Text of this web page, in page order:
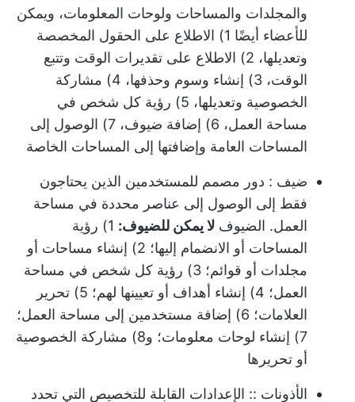
والمجلدات والمساحات ولوحات المعلومات، ويمكن
للأعضاء أيضًا 1) الاطلاع على الحقول المخصصة
وتعديلها، 2) الاطلاع على تقديرات الوقت وتتبع
الوقت، 3) إنشاء وسوم وحذفها، 4) مشاركة
الخصوصية وتعديلها، 5) رؤية كل شخص في
مساحة العمل، 6) إضافة ضيوف، 7) الوصول إلى
المساحات العامة وإضافتها إلى المساحات الخاصة
ضيف : دور مصمم للمستخدمين الذين يحتاجون
فقط إلى الوصول إلى عناصر محددة في مساحة
العمل. الضيوف لا يمكن للضيوف:
1) رؤية
المساحات أو الانضمام إليها؛ 2) إنشاء مساحات أو
مجلدات أو قوائم؛ 3) رؤية كل شخص في مساحة
العمل؛ 4) إنشاء أهداف أو تعيينها لهم؛ 5) تحرير
العلامات؛ 6) إضافة مستخدمين إلى مساحة العمل؛
7) إنشاء لوحات معلومات؛ و8) مشاركة الخصوصية
أو تحريرها
الأذونات :: الإعدادات القابلة للتخصيص التي تحدد